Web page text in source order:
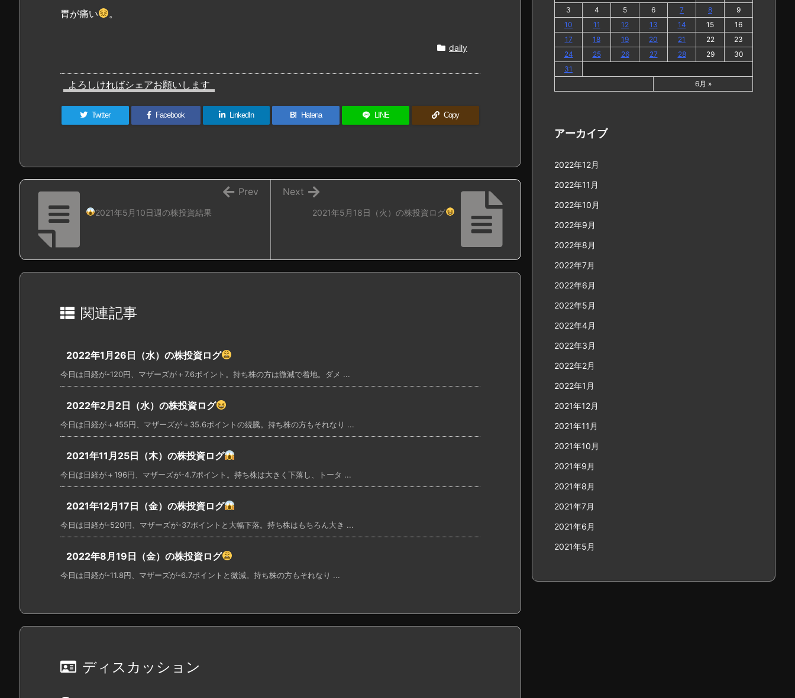
胃が痛い 。
daily
よろしければシェアお願いします
Twitter Facebook LinkedIn B! Hatena LINE Copy
2021年5月18日（火）の株投資ログ
Next
2021年5月10日週の株投資結果
Prev
関連記事
2022年1月26日（水）の株投資ログ
今日は日経が-120円、マザーズが＋7.6ポイント。持ち株の方は微減で着地。ダメ ...
2022年2月2日（水）の株投資ログ
今日は日経が＋455円、マザーズが＋35.6ポイントの続騰。持ち株の方もそれなり ...
2021年11月25日（木）の株投資ログ
今日は日経が＋196円、マザーズが-4.7ポイント。持ち株は大きく下落し、トータ ...
2021年12月17日（金）の株投資ログ
今日は日経が-520円、マザーズが-37ポイントと大幅下落。持ち株はもちろん大き ...
2022年8月19日（金）の株投資ログ
今日は日経が-11.8円、マザーズが-6.7ポイントと微減。持ち株の方もそれなり ...
ディスカッション
3
4 5 6 7 8
9
10
11 12 13 14 15
16
17
18 19 20 21 22
23
24
25 26 27 28 29
30
31
6月 »
アーカイブ
2022年12月
2022年11月
2022年10月
2022年9月
2022年8月
2022年7月
2022年6月
2022年5月
2022年4月
2022年3月
2022年2月
2022年1月
2021年12月
2021年11月
2021年10月
2021年9月
2021年8月
2021年7月
2021年6月
2021年5月